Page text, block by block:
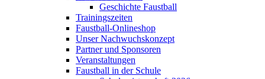
Geschichte Faustball
Trainingszeiten
Faustball-Onlineshop
Unser Nachwuchskonzept
Partner und Sponsoren
Veranstaltungen
Faustball in der Schule